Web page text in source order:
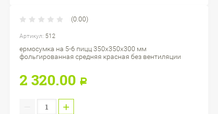
(0.00)
Артикул: 512
ермосумка на 5-6 пицц 350х350х300 мм
фольгированная средняя красная без вентиляции
2 320.00 Р
+